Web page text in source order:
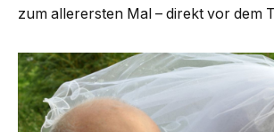
zum allerersten Mal – direkt vor dem